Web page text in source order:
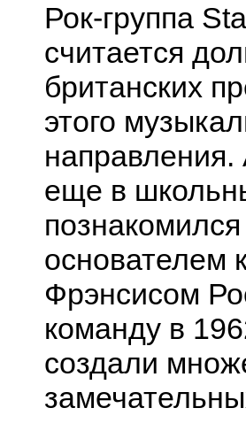
Рок-группа
считается
британских
этого
еще в
основателем
Фрэнсисом
команду в
создали